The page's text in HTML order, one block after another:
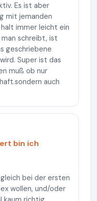
Es ist aber
mit jemanden
immer leicht ein
schreibt, ist
geschriebene
Super ist das
muß ob nur
auch
bin ich
bei der ersten
wollen, und/oder